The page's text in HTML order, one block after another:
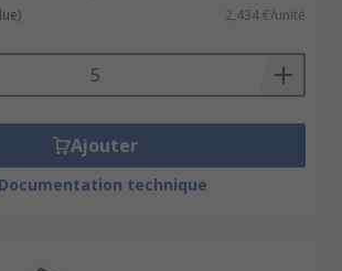
2,434 €/unité
Ajouter
Documentation technique